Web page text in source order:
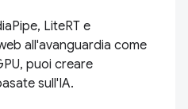
LiteRT e
all'avanguardia come
puoi creare
sull'IA.